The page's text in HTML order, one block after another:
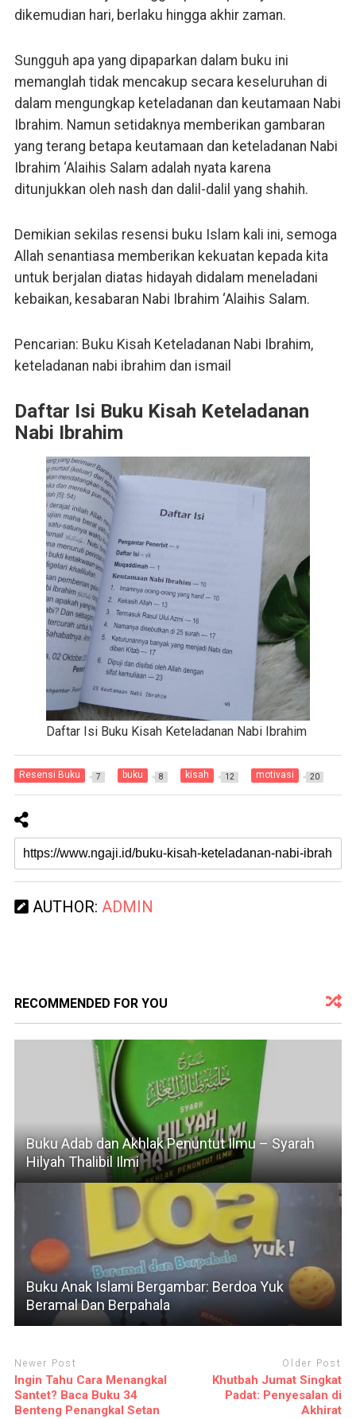
dikemudian hari, berlaku hingga akhir zaman.
Sungguh apa yang dipaparkan dalam buku ini
memanglah tidak mencakup secara keseluruhan di
dalam mengungkap keteladanan dan keutamaan Nabi
Ibrahim. Namun setidaknya memberikan gambaran
yang terang betapa keutamaan dan keteladanan Nabi
Ibrahim ‘Alaihis Salam adalah nyata karena
ditunjukkan oleh nash dan dalil-dalil yang shahih.
Demikian sekilas resensi buku Islam kali ini, semoga
Allah senantiasa memberikan kekuatan kepada kita
untuk berjalan diatas hidayah didalam meneladani
kebaikan, kesabaran Nabi Ibrahim ‘Alaihis Salam.
Pencarian: Buku Kisah Keteladanan Nabi Ibrahim,
keteladanan nabi ibrahim dan ismail
Daftar Isi Buku Kisah Keteladanan
Nabi Ibrahim
Daftar Isi Buku Kisah Keteladanan Nabi Ibrahim
Resensi Buku 7 buku 8 kisah 12 motivasi 20
AUTHOR: ADMIN
RECOMMENDED FOR YOU
Buku Adab dan Akhlak Penuntut Ilmu – Syarah
Hilyah Thalibil Ilmi
Buku Anak Islami Bergambar: Berdoa Yuk
Beramal Dan Berpahala
Newer Post
Ingin Tahu Cara Menangkal
Santet? Baca Buku 34
Benteng Penangkal Setan
Older Post
Khutbah Jumat Singkat
Padat: Penyesalan di
Akhirat